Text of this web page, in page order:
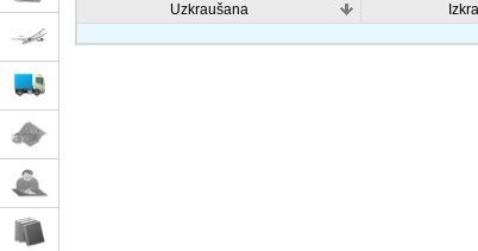
Uzkraušana